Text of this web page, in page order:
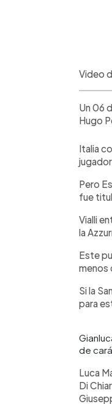
Video
Un 06
Hugo
Italia
Pero
fue
Vialli
la
Este
menos
Si la
para
de
Luca
Di